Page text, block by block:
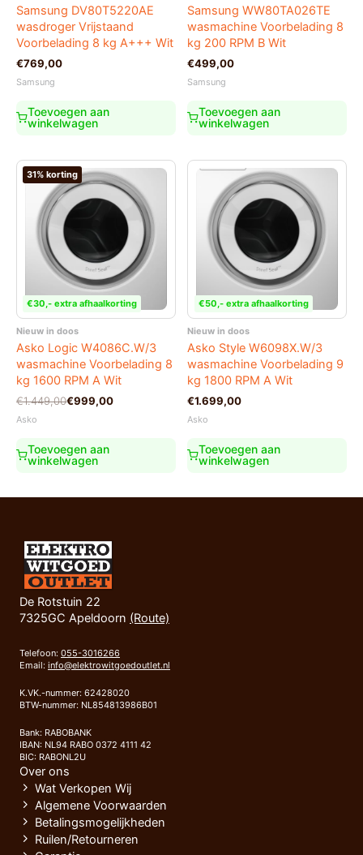
Samsung DV80T5220AE
wasdroger Vrijstaand
Voorbelading 8 kg A+++ Wit
€769,00
Samsung
Toevoegen aan
winkelwagen
Samsung WW80TA026TE
wasmachine Voorbelading 8
kg 200 RPM B Wit
€499,00
Samsung
Toevoegen aan
winkelwagen
€30,- extra afhaalkorting
31% korting
Nieuw in doos
Asko Logic W4086C.W/3
wasmachine Voorbelading 8
kg 1600 RPM A Wit
€1.449,00
Oorspronkelijke
prijs
€1.449,00.
€999,00
Huidige
prijs
€999,00.
Asko
Toevoegen aan
winkelwagen
€50,- extra afhaalkorting
Nieuw in doos
Asko Style W6098X.W/3
wasmachine Voorbelading 9
kg 1800 RPM A Wit
€1.699,00
Asko
Toevoegen aan
winkelwagen
De Rotstuin 22
7325GC Apeldoorn (Route)
Telefoon: 055-3016266
Email: info@elektrowitgoedoutlet.nl
K.VK.-nummer: 62428020
BTW-nummer: NL854813986B01
Bank: RABOBANK
IBAN: NL94 RABO 0372 4111 42
BIC: RABONL2U
Over ons
Wat Verkopen Wij
Algemene Voorwaarden
Betalingsmogelijkheden
Ruilen/Retourneren